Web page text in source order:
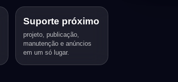
Suporte próximo
projeto, publicação,
manutenção e anúncios
em um só lugar.